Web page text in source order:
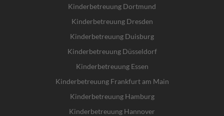
Kinderbetreuung Dortmund
Kinderbetreuung Dresden
Kinderbetreuung Duisburg
Kinderbetreuung Düsseldorf
Kinderbetreuung Essen
Kinderbetreuung Frankfurt am Main
Kinderbetreuung Hamburg
Kinderbetreuung Hannover